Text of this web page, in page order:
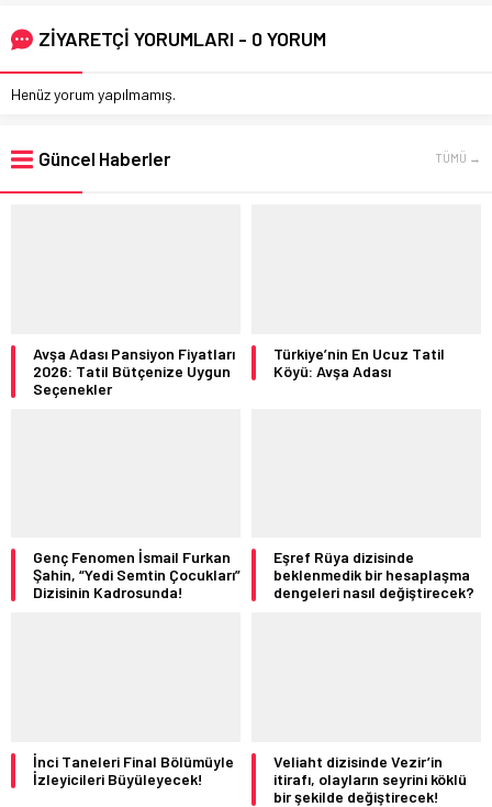
ZİYARETÇİ YORUMLARI - 0 YORUM
Henüz yorum yapılmamış.
Güncel Haberler TÜMÜ →
Avşa Adası Pansiyon Fiyatları
2026: Tatil Bütçenize Uygun
Seçenekler
Türkiye’nin En Ucuz Tatil
Köyü: Avşa Adası
Genç Fenomen İsmail Furkan
Şahin, “Yedi Semtin Çocukları”
Dizisinin Kadrosunda!
Eşref Rüya dizisinde
beklenmedik bir hesaplaşma
dengeleri nasıl değiştirecek?
İnci Taneleri Final Bölümüyle
İzleyicileri Büyüleyecek!
Veliaht dizisinde Vezir’in
itirafı, olayların seyrini köklü
bir şekilde değiştirecek!